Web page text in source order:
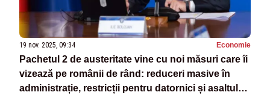
19 nov. 2025, 09:34 Economie
Pachetul 2 de austeritate vine cu noi măsuri care îi
vizează pe românii de rând: reduceri masive în
administrație, restricții pentru datornici și asaltul